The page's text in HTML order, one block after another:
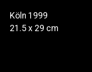
Köln 1999
21.5 x 29 cm